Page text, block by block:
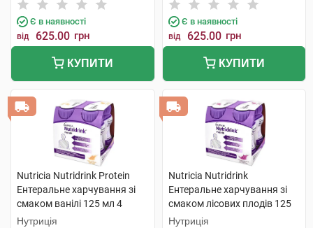
Є в наявності
від 625.00 грн
КУПИТИ
Є в наявності
від 625.00 грн
КУПИТИ
Nutricia Nutridrink Protein
Ентеральне харчування зі
смаком ванілі 125 мл 4
пляшки
Нутриція
Nutricia Nutridrink
Ентеральне харчування зі
смаком лісових плодів 125
мл 4 пляшки
Нутриція